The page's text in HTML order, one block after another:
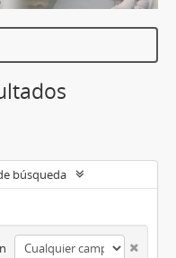
búsqueda